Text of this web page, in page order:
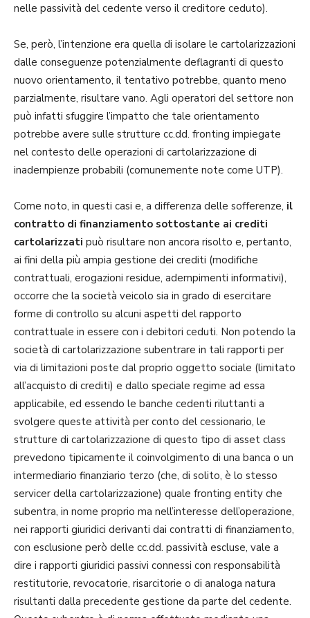
nelle passività del cedente verso il creditore ceduto).
Se, però, l’intenzione era quella di isolare le cartolarizzazioni
dalle conseguenze potenzialmente deflagranti di questo
nuovo orientamento, il tentativo potrebbe, quanto meno
parzialmente, risultare vano. Agli operatori del settore non
può infatti sfuggire l’impatto che tale orientamento
potrebbe avere sulle strutture cc.dd. fronting impiegate
nel contesto delle operazioni di cartolarizzazione di
inadempienze probabili (comunemente note come UTP).
Come noto, in questi casi e, a differenza delle sofferenze, il
contratto di finanziamento sottostante ai crediti
cartolarizzati può risultare non ancora risolto e, pertanto,
ai fini della più ampia gestione dei crediti (modifiche
contrattuali, erogazioni residue, adempimenti informativi),
occorre che la società veicolo sia in grado di esercitare
forme di controllo su alcuni aspetti del rapporto
contrattuale in essere con i debitori ceduti. Non potendo la
società di cartolarizzazione subentrare in tali rapporti per
via di limitazioni poste dal proprio oggetto sociale (limitato
all’acquisto di crediti) e dallo speciale regime ad essa
applicabile, ed essendo le banche cedenti riluttanti a
svolgere queste attività per conto del cessionario, le
strutture di cartolarizzazione di questo tipo di asset class
prevedono tipicamente il coinvolgimento di una banca o un
intermediario finanziario terzo (che, di solito, è lo stesso
servicer della cartolarizzazione) quale fronting entity che
subentra, in nome proprio ma nell’interesse dell’operazione,
nei rapporti giuridici derivanti dai contratti di finanziamento,
con esclusione però delle cc.dd. passività escluse, vale a
dire i rapporti giuridici passivi connessi con responsabilità
restitutorie, revocatorie, risarcitorie o di analoga natura
risultanti dalla precedente gestione da parte del cedente.